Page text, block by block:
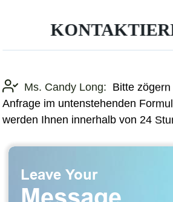
Ms. Candy Long: Bitte
Anfrage im untenstehenden
werden Ihnen innerhalb von 24